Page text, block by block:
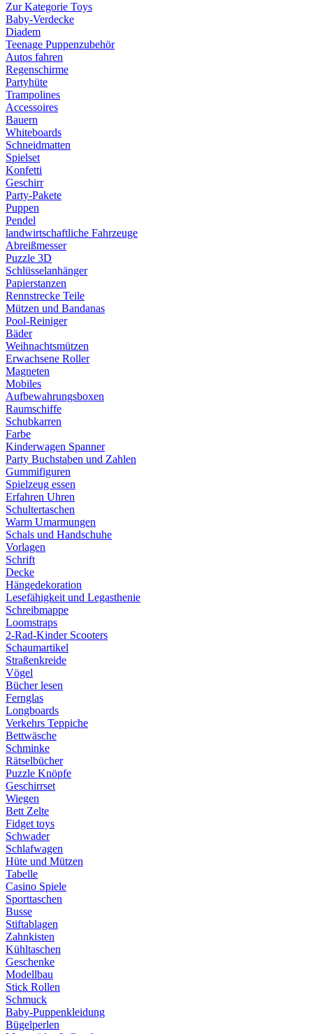
Zur Kategorie Toys
Baby-Verdecke
Diadem
Teenage Puppenzubehör
Autos fahren
Regenschirme
Partyhüte
Trampolines
Accessoires
Bauern
Whiteboards
Schneidmatten
Spielset
Konfetti
Geschirr
Party-Pakete
Puppen
Pendel
landwirtschaftliche Fahrzeuge
Abreißmesser
Puzzle 3D
Schlüsselanhänger
Papierstanzen
Rennstrecke Teile
Mützen und Bandanas
Pool-Reiniger
Bäder
Weihnachtsmützen
Erwachsene Roller
Magneten
Mobiles
Aufbewahrungsboxen
Raumschiffe
Schubkarren
Farbe
Kinderwagen Spanner
Party Buchstaben und Zahlen
Gummifiguren
Spielzeug essen
Erfahren Uhren
Schultertaschen
Warm Umarmungen
Schals und Handschuhe
Vorlagen
Schrift
Decke
Hängedekoration
Lesefähigkeit und Legasthenie
Schreibmappe
Loomstraps
2-Rad-Kinder Scooters
Schaumartikel
Straßenkreide
Vögel
Bücher lesen
Fernglas
Longboards
Verkehrs Teppiche
Bettwäsche
Schminke
Rätselbücher
Puzzle Knöpfe
Geschirrset
Wiegen
Bett Zelte
Fidget toys
Schwader
Schlafwagen
Hüte und Mützen
Tabelle
Casino Spiele
Sporttaschen
Busse
Stiftablagen
Zahnkisten
Kühltaschen
Geschenke
Modellbau
Stick Rollen
Schmuck
Baby-Puppenkleidung
Bügelperlen